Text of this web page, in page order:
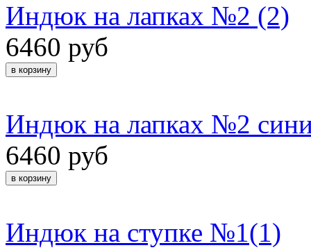
Индюк на лапках №2 (2)
6460 руб
Индюк на лапках №2
6460 руб
Индюк на ступке №1(1)